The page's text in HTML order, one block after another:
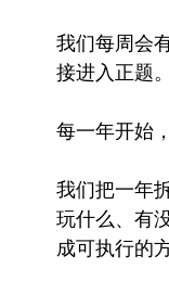
我们每周会
接进入正题。
每一年开始
我们把一年
玩什么、有
成可执行的